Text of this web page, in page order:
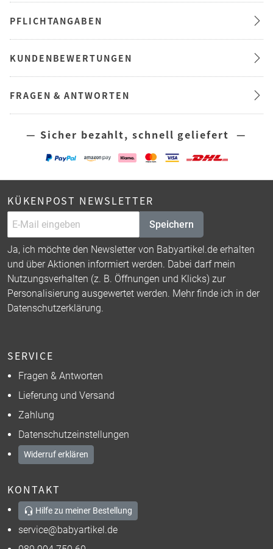
PFLICHTANGABEN
KUNDENBEWERTUNGEN
FRAGEN & ANTWORTEN
— Sicher bezahlt, schnell geliefert —
KÜKENPOST NEWSLETTER
Speichern
Ja, ich möchte den Newsletter von Babyartikel.de erhalten
und über Aktionen informiert werden. Dabei darf mein
Nutzungsverhalten (z. B. Öffnungen und Klicks) zur
Personalisierung ausgewertet werden. Mehr finde ich in der
Datenschutzerklärung.
SERVICE
Fragen & Antworten
Lieferung und Versand
Zahlung
Datenschutzeinstellungen
Widerruf erklären
KONTAKT
Hilfe zu meiner Bestellung
service@babyartikel.de